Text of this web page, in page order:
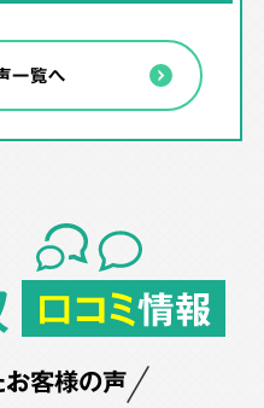
一覧へ
口コミ情報
客様の声